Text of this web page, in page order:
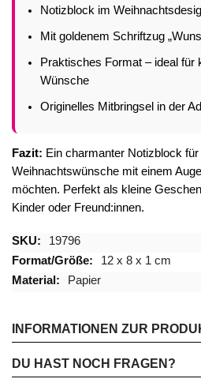
Notizblock im
Mit goldenem Schriftzug
Praktisches Format – ideal für
Wünsche
Originelles Mitbringsel in der
Fazit: Ein charmanter Notizblock für
Weihnachtswünsche mit einem
möchten. Perfekt als kleine
Kinder oder Freund:innen.
Mehr
Informationen
19796
12 x 8 x 1 cm
Papier
INFORMATIONEN ZUR
DU HAST NOCH FRAGEN?